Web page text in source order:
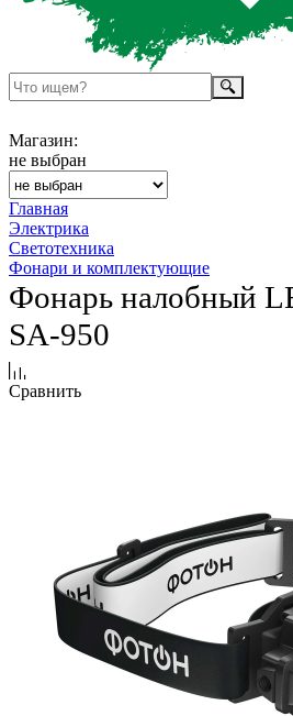
Магазин:
не выбран
Главная
Электрика
Светотехника
Фонари и комплектующие
Фонарь налобный
SA-950
Сравнить